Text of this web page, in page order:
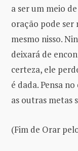
a ser um meio
oração pode ser
mesmo nisso.
deixará de
certeza, ele
é dada. Pensa
as outras metas
(Fim de Orar